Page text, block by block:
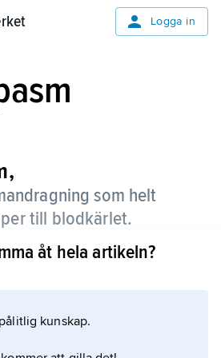
Logga in
som helt
till blodkärlet.
blir en angiospasm när
som angina
åt hela artikeln?
kunskap.